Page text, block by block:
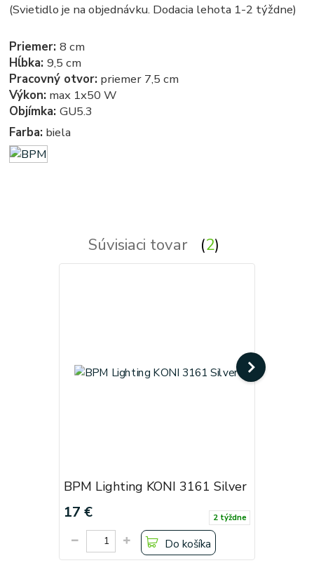
(Svietidlo je na objednávku. Dodacia lehota 1-2 týždne)
Priemer:8 cm
Hĺbka:9,5 cm
Pracovný otvor: priemer 7,5 cm
Výkon: max 1x50 W
Objímka:GU5.3
Farba: biela
Súvisiaci tovar 2
BPM Lighting KONI 3161 Silver
17 € 2 týždne
Do košíka